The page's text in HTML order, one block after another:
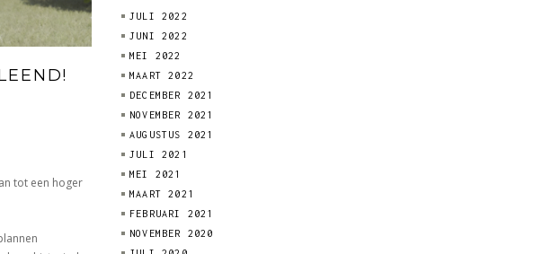
tot een hoger
JULI 2022
JUNI 2022
MEI 2022
MAART 2022
DECEMBER 2021
NOVEMBER 2021
AUGUSTUS 2021
JULI 2021
MEI 2021
MAART 2021
FEBRUARI 2021
NOVEMBER 2020